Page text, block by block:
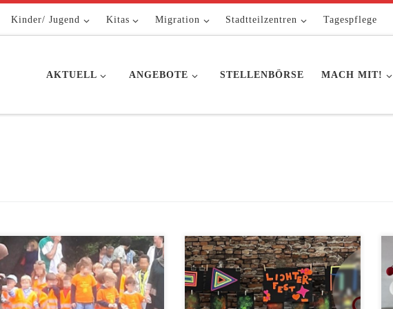
Kinder/ Jugend Kitas Migration Stadtteilzentren Tagespflege
AKTUELL ANGEBOTE STELLENBÖRSE MACH MIT!
Bereits zum 18. Mal fand Ende Mai
im Viktoriapark der Bambini Lauf
statt. Die AWO Kita Sonnenschein ist
regelmäßig dabei und so waren auch
Am 9. November hatte das Team der
Kita Sonnenschein Groß und Klein,
die Kinder, deren Eltern und Familien
zum Lichterfest